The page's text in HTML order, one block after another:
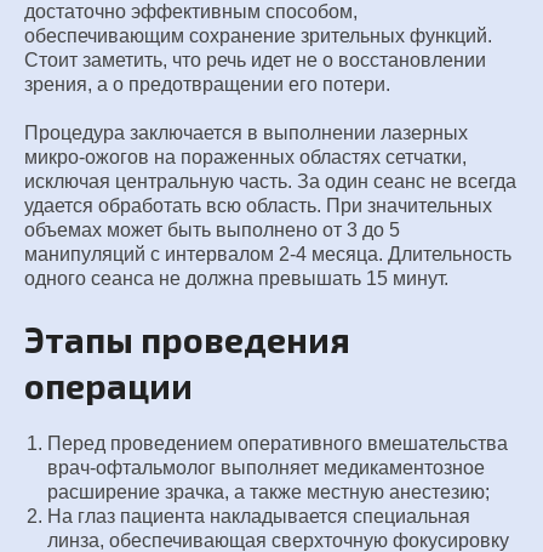
достаточно эффективным способом,
обеспечивающим сохранение зрительных функций.
Стоит заметить, что речь идет не о восстановлении
зрения, а о предотвращении его потери.
Процедура заключается в выполнении лазерных
микро-ожогов на пораженных областях сетчатки,
исключая центральную часть. За один сеанс не всегда
удается обработать всю область. При значительных
объемах может быть выполнено от 3 до 5
манипуляций с интервалом 2-4 месяца. Длительность
одного сеанса не должна превышать 15 минут.
Этапы проведения
операции
Перед проведением оперативного вмешательства
врач-офтальмолог выполняет медикаментозное
расширение зрачка, а также местную анестезию;
На глаз пациента накладывается специальная
линза, обеспечивающая сверхточную фокусировку